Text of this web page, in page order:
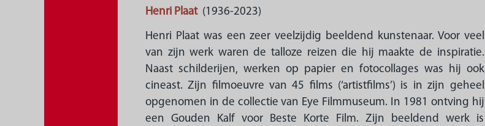
Henri Plaat(1936-2023)
Henri Plaat was een zeer veelzijdig beeldend kunstenaar. Voor veel
van zijn werk waren de talloze reizen die hij maakte de inspiratie.
Naast schilderijen, werken op papier en fotocollages was hij ook
cineast. Zijn filmoeuvre van 45 films (‘artistfilms’) is in zijn geheel
opgenomen in de collectie van Eye Filmmuseum. In 1981 ontving hij
een Gouden Kalf voor Beste Korte Film. Zijn beeldend werk is